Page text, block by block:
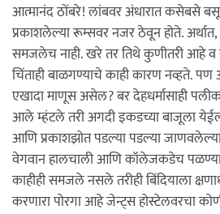
आत्मानंद ठोंबरे! लांबवर अंधारात कसेबसे
प्रकाशलेल्या रूम्सवर नजर ठेवून होते.
समजलेच नाही. खरे तर तिथे कुणीतरी आहे व
चिंताही बाळगण्याचे काही कारण नव्हते.
एखादा माणूस असेल? बर देहधर्मासाही
आले म्हंटले तरी अगदी इकडच्या बाजूला
आणि प्रकाशझोत पडल्या पडल्या
वेगवान हालचाली आणि कॉलेजकडेच
काहीही समजले नसले तरीही बिंदियाला
करणारा पोरगा आहे जेन्ट्स होस्टेलवरचा